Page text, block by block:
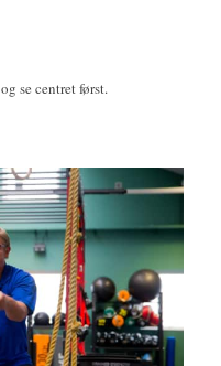
og se centret først.